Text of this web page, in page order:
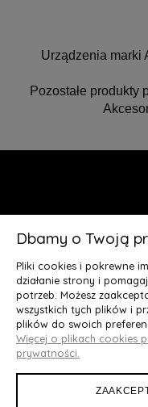
Urządzenia marki
Pozostałe
Deluxury.pl
Dbamy o Twoją
Pliki cookies i pokrewne
działanie strony i
potrzeb. Możesz
wszystkich tych plików i
plików do swoich
Więcej o plikach cookies
prywatności.